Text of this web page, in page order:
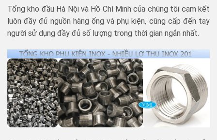
Tổng kho đầu Hà Nội và Hồ Chí Minh của chúng tôi cam kết
luôn đầy đủ nguồn hàng ống và phụ kiện, cũng cấp đến tay
người sử dụng đầy đủ số lượng trong thời gian ngắn nhất.